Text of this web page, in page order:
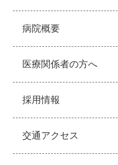
病院概要
医療関係者の方へ
採用情報
交通アクセス